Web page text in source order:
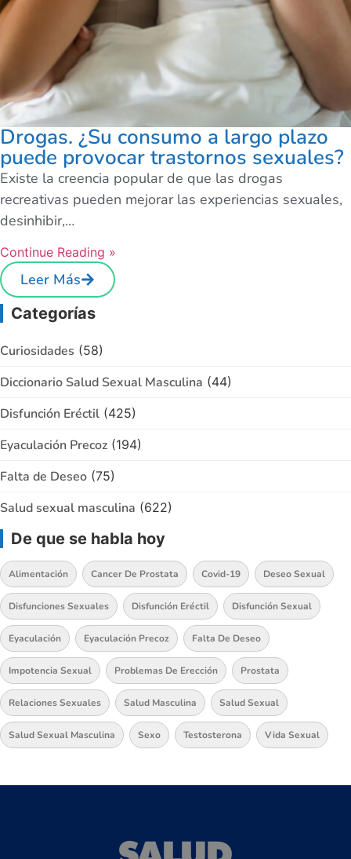
Drogas. ¿Su consumo a largo plazo
puede provocar trastornos sexuales?
Existe la creencia popular de que las drogas
recreativas pueden mejorar las experiencias sexuales,
desinhibir,…
Continue Reading »
Leer Más
Categorías
Curiosidades (58)
Diccionario Salud Sexual Masculina (44)
Disfunción Eréctil (425)
Eyaculación Precoz (194)
Falta de Deseo (75)
Salud sexual masculina (622)
De que se habla hoy
Alimentación Cancer De Prostata Covid-19 Deseo Sexual
Disfunciones Sexuales Disfunción Eréctil Disfunción Sexual
Eyaculación Eyaculación Precoz Falta De Deseo
Impotencia Sexual Problemas De Erección Prostata
Relaciones Sexuales Salud Masculina Salud Sexual
Salud Sexual Masculina Sexo Testosterona Vida Sexual